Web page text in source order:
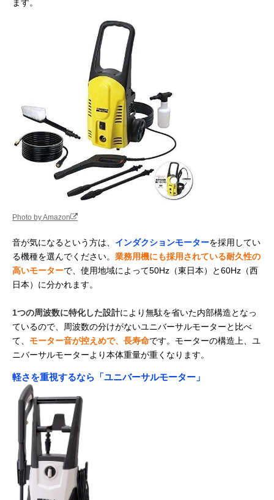
ます。
Photo by Amazon
音が気になるという方は、 インダクションモーターを採用してい
る機種を選んでください。 業務用機にも採用されている耐久性の
高いモーターで、使用地域によって50Hz（東日本）と60Hz（西
日本）に分かれます。
1つの周波数に特化した設計により無駄を省いた内部構造となっ
ているので、周波数の分けがないユニバーサルモーターと比べ
て、 モーター音が控えめで、長寿命です。モーターの構造上、ユ
ニバーサルモーターより本体重量が重くなります。
軽さを重視するなら「ユニバーサルモーター」